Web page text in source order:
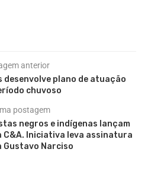
anterior
desenvolve plano de atuação
chuvoso
postagem
negros e indígenas lançam
C&A. Iniciativa leva assinatura
Narciso